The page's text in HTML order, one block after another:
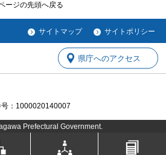
ージの先頭へ戻る
サイトマップ サイトポリシー
：1000020140007
県庁へのアクセス
Prefectural Government.